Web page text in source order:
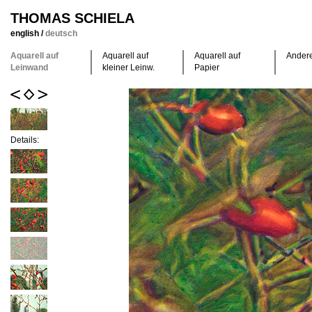
THOMAS SCHIELA
english /deutsch
Aquarell auf
Leinwand
Aquarell auf
kleiner Leinw.
Aquarell auf
Papier
Details: